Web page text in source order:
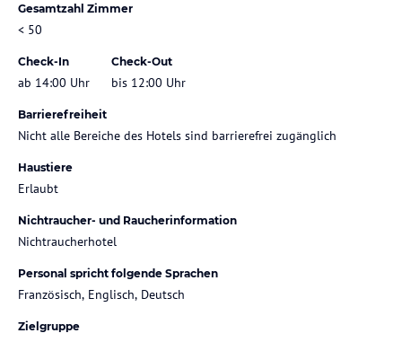
Gesamtzahl Zimmer
< 50
Check-In
ab 14:00 Uhr
Check-Out
bis 12:00 Uhr
Barrierefreiheit
Nicht alle Bereiche des Hotels sind barrierefrei zugänglich
Haustiere
Erlaubt
Nichtraucher- und Raucherinformation
Nichtraucherhotel
Personal spricht folgende Sprachen
Französisch, Englisch, Deutsch
Zielgruppe